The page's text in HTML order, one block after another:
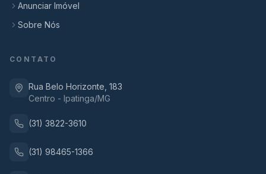
Anunciar Imóvel
Sobre Nós
CONTATO
Rua Belo Horizonte, 183
Centro - Ipatinga/MG
(31) 3822-3610
(31) 98465-1366